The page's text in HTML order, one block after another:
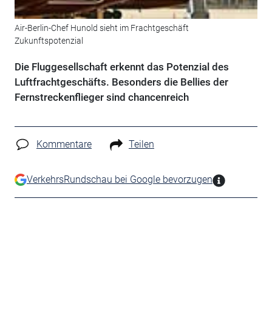
Air-Berlin-Chef Hunold sieht im Frachtgeschäft
Zukunftspotenzial
Die Fluggesellschaft erkennt das Potenzial des
Luftfrachtgeschäfts. Besonders die Bellies der
Fernstreckenflieger sind chancenreich
Kommentare Teilen
VerkehrsRundschau bei Google bevorzugen